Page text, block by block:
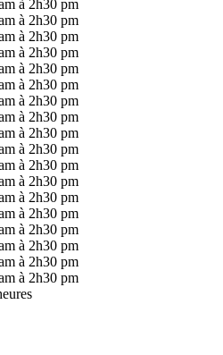
à 2h30 pm
à 2h30 pm
à 2h30 pm
à 2h30 pm
à 2h30 pm
à 2h30 pm
à 2h30 pm
à 2h30 pm
à 2h30 pm
à 2h30 pm
à 2h30 pm
à 2h30 pm
à 2h30 pm
à 2h30 pm
à 2h30 pm
à 2h30 pm
à 2h30 pm
à 2h30 pm